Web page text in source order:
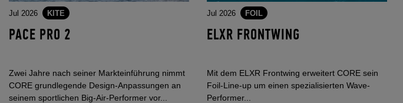
Jul 2026 KITE
PACE PRO 2
Zwei Jahre nach seiner Markteinführung nimmt
CORE grundlegende Design-Anpassungen an
seinem sportlichen Big-Air-Performer vor...
Jul 2026 FOIL
ELXR FRONTWING
Mit dem ELXR Frontwing erweitert CORE sein
Foil-Line-up um einen spezialisierten Wave-
Performer...